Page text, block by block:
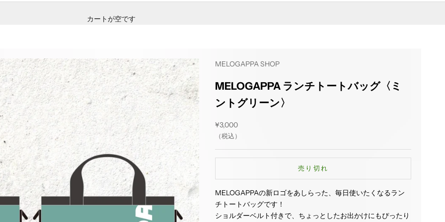
カートが空です
MELOGAPPA SHOP
MELOGAPPA ランチトートバッグ〈ミ
ントグリーン〉
セール価格
¥3,000
（税込）
売り切れ
MELOGAPPAの新ロゴをあしらった、毎日使いたくなるラン
チトートバッグです！
ショルダーベルト付きで、ちょっとしたお出かけにもぴったり